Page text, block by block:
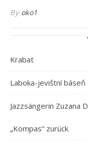
By oko1
Krabat
Laboka-jevištní báseň
Jazzsängerin Zuzana
„Kompas“ zurück